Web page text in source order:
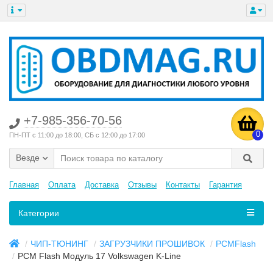
+7-985-356-70-56
ПН-ПТ с 11:00 до 18:00, СБ с 12:00 до 17:00 0
Везде
Главная Оплата Доставка Отзывы Контакты Гарантия
Категории
ЧИП-ТЮНИНГ ЗАГРУЗЧИКИ ПРОШИВОК
PCMFlash
PCM Flash Модуль 17 Volkswagen K-Line